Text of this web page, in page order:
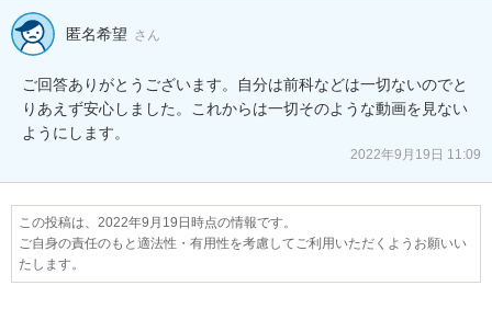
匿名希望 さん
ご回答ありがとうございます。自分は前科などは一切ないのでと
りあえず安心しました。これからは一切そのような動画を見ない
ようにします。
2022年9月19日 11:09
この投稿は、2022年9月19日時点の情報です。
ご自身の責任のもと適法性・有用性を考慮してご利用いただくようお願いい
たします。